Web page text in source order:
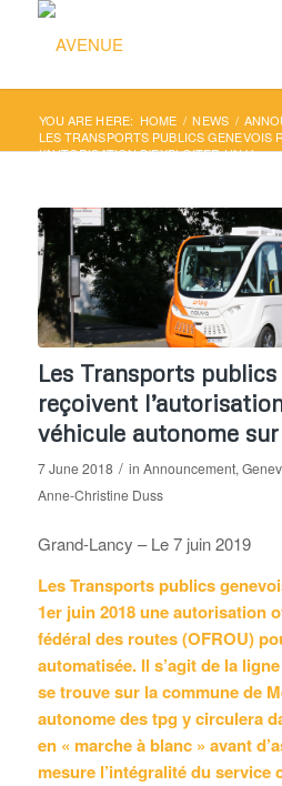
YOU ARE HERE: HOME / NEWS /
LES TRANSPORTS PUBLICS GENEVOIS
L’AUTORISATION D’EXPLOITER UN V...
Les Transports
reçoivent
véhicule autonome
7 June 2018 / in Announcement,
Anne-Christine Duss
Grand-Lancy – Le 7 juin 2019
Les Transports publics
1er juin 2018 une autorisation
fédéral des routes (OFROU)
automatisée. Il s’agit de la
se trouve sur la commune de
autonome des tpg y circulera
en « marche à blanc » avant
mesure l’intégralité du service